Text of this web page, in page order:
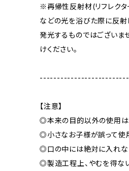
※再帰性反射材(リフレクタ
などの光を浴びた際に反射
発光するものではございま
けください。
【注意】
◎本来の目的以外の使用は
◎小さなお子様が誤って使
◎口の中には絶対に入れな
◎製造工程上、やむを得な